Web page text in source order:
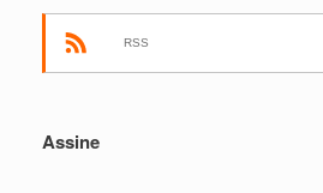
RSS
Assine